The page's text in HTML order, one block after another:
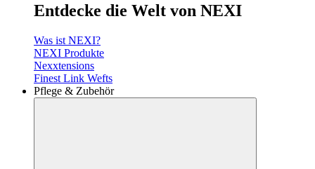
Entdecke die Welt von NEXI
Was ist NEXI?
NEXI Produkte
Nexxtensions
Finest Link Wefts
Pflege & Zubehör